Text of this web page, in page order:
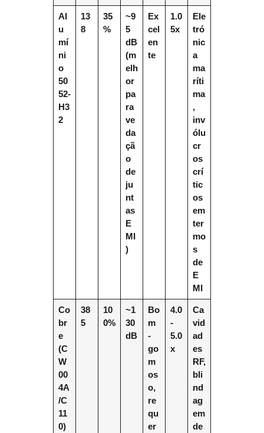
Al
u
mí
ni
o
50
52-
H3
2
13
8
35
%
~9
5
dB
(m
elh
or
pa
ra
ve
da
çã
o
de
ju
nt
as
E
MI
)
Ex
cel
en
te
1.0
5x
Ele
tró
nic
a
ma
ríti
ma
,
inv
ólu
cr
os
crí
tic
os
em
ter
mo
s
de
E
MI
Co
br
e
(C
W
00
4A
/C
11
0)
38
5
10
0%
~1
30
dB
Bo
m
-
go
m
os
o,
re
qu
er
4.0
-
5.0
x
Ca
vid
ad
es
RF,
bli
nd
ag
em
de